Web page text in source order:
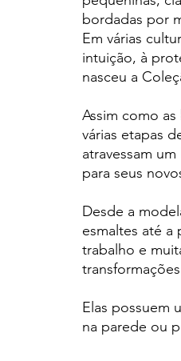
bordadas por
Em várias
intuição, à
nasceu a
Assim como
várias etapas
atravessam
para seus
Desde a
esmaltes até a
trabalho e
Elas possuem
na parede ou